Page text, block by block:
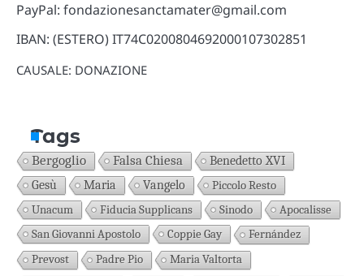
PayPal: fondazionesanctamater@gmail.com
IBAN: (ESTERO) IT74C0200804692000107302851
CAUSALE: DONAZIONE
Tags
Bergoglio Falsa Chiesa Benedetto XVI
Gesù Maria Vangelo
Piccolo Resto
Unacum
Fiducia Supplicans Sinodo
Apocalisse
San Giovanni Apostolo
Coppie Gay
Fernández
Prevost
Padre Pio
Maria Valtorta